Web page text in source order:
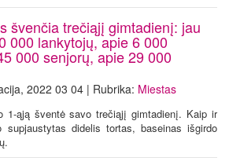
švenčia trečiąjį gimtadienį: jau
000 lankytojų, apie 6 000
000 senjorų, apie 29 000
2022 03 04 | Rubrika: Miestas
1-ąją šventė savo trečiąjį gimtadienį. Kaip ir
supjaustytas didelis tortas, baseinas išgirdo